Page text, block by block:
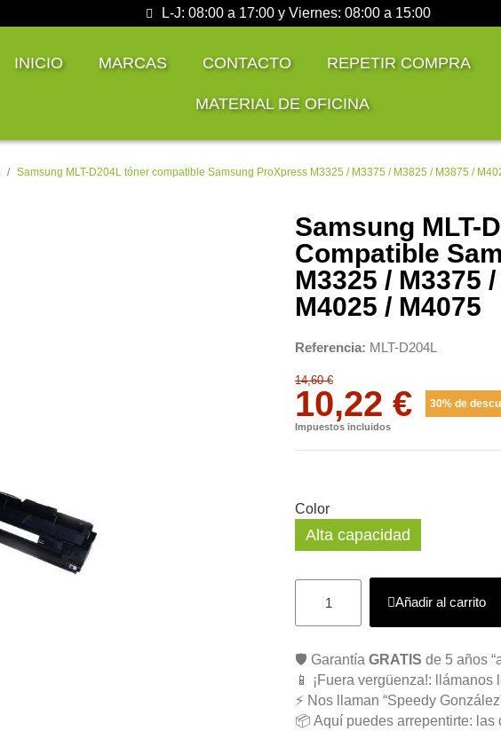
L-J: 08:00 a 17:00 y Viernes: 08:00 a 15:00
INICIO MARCAS CONTACTO REPETIR COMPRA
MATERIAL DE OFICINA
Samsung MLT-D204L tóner compatible Samsung ProXpress M3325 / M3375 / M3825 / M3875 /
Samsung MLT-
Compatible
M3325 / M3375
M4025 / M4075
Referencia MLT-D204L
14,60 €
10,22 € 30% de
Impuestos incluidos
Color
Alta capacidad
Añadir al carrito
🛡️ Garantía GRATIS de 5 años
📱 ¡Fuera vergüenza!:
⚡ Nos llaman “Speedy
📦 Aquí puedes arrepentirte: